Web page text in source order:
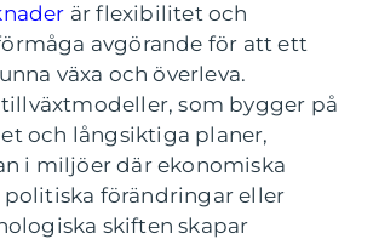
är flexibilitet och
avgörande för att ett
växa och överleva.
som bygger på
och långsiktiga planer,
i miljöer där ekonomiska
politiska förändringar eller
skiften skapar